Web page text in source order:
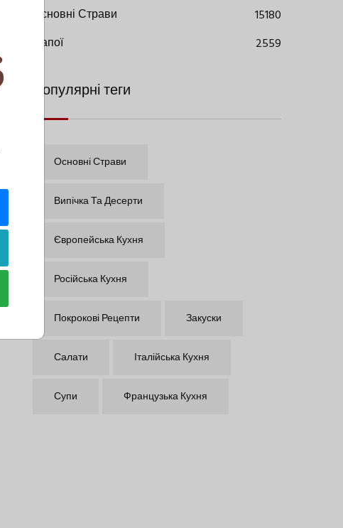
Основні Страви
15180
Напої
2559
Популярні теги
Основні Страви
Випічка Та Десерти
Європейська Кухня
Російська Кухня
Покрокові Рецепти Закуски
Салати Італійська Кухня
Супи Французька Кухня